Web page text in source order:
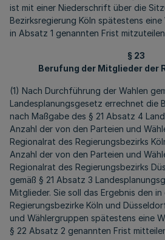
ist mit einer Niederschrift über die
Bezirksregierung Köln spätestens
in Absatz 1 genannten Frist
§ 23
Berufung der Mitglieder der
(1) Nach Durchführung der Wahlen
Landesplanungsgesetz errechnet die
nach Maßgabe des § 21 Absatz 4
Anzahl der von den Parteien und
Regionalrat des Regierungsbezirks
Anzahl der von den Parteien und
Regionalrat des Regierungsbezirks
gemäß § 21 Absatz 3
Mitglieder. Sie soll das Ergebnis den
Regierungsbezirke Köln und
und Wählergruppen spätestens eine
§ 22 Absatz 2 genannten Frist